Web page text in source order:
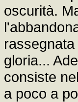
oscurità.
gloria...
consiste
a poco a